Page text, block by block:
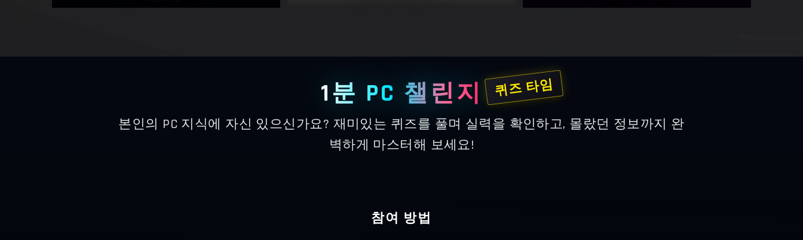
1분 PC 챌린지 퀴즈 타임
본인의 PC 지식에 자신 있으신가요? 재미있는 퀴즈를 풀며 실력을 확인하고, 몰랐던 정보까지 완
벽하게 마스터해 보세요!
참여 방법